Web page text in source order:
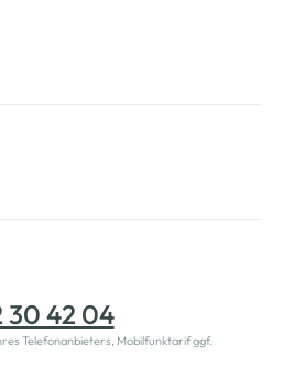
30 42 04
Telefonanbieters, Mobilfunktarif ggf.